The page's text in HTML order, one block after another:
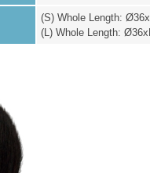
(S) Whole Length:
(L) Whole Length: